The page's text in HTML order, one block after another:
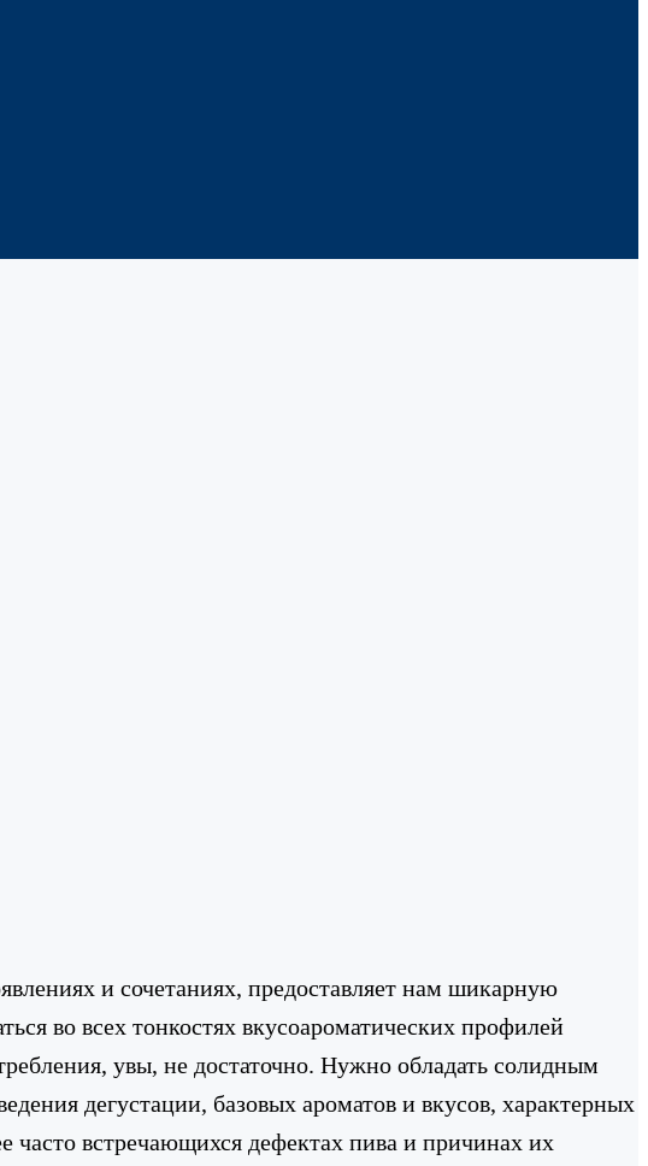
и сочетаниях, предоставляет нам шикарную
во всех тонкостях вкусоароматических профилей
увы, не достаточно. Нужно обладать солидным
дегустации, базовых ароматов и вкусов, характерных
часто встречающихся дефектах пива и причинах их